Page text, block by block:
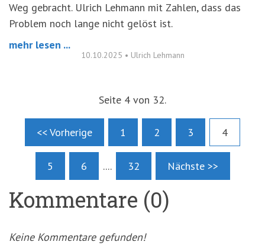
Weg gebracht. Ulrich Lehmann mit Zahlen, dass das
Problem noch lange nicht gelöst ist.
mehr lesen ...
10.10.2025 • Ulrich Lehmann
Seite 4 von 32.
<< Vorherige 1 2 3 4
5 6 .... 32 Nächste >>
Kommentare (0)
Keine Kommentare gefunden!